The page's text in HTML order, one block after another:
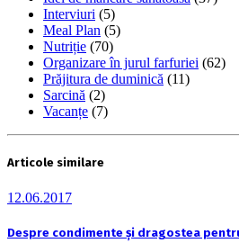
Interviuri (5)
Meal Plan (5)
Nutriție (70)
Organizare în jurul farfuriei (62)
Prăjitura de duminică (11)
Sarcină (2)
Vacanțe (7)
Articole similare
12.06.2017
Despre condimente și dragostea